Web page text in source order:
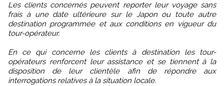
Les clients concernés peuvent reporter leur voyage sans
frais à une date ultérieure sur le Japon ou toute autre
destination programmée et aux conditions en vigueur du
tour-opérateur.
En ce qui concerne les clients à destination les tour-
opérateurs renforcent leur assistance et se tiennent à la
disposition de leur clientèle afin de répondre aux
interrogations relatives à la situation locale.